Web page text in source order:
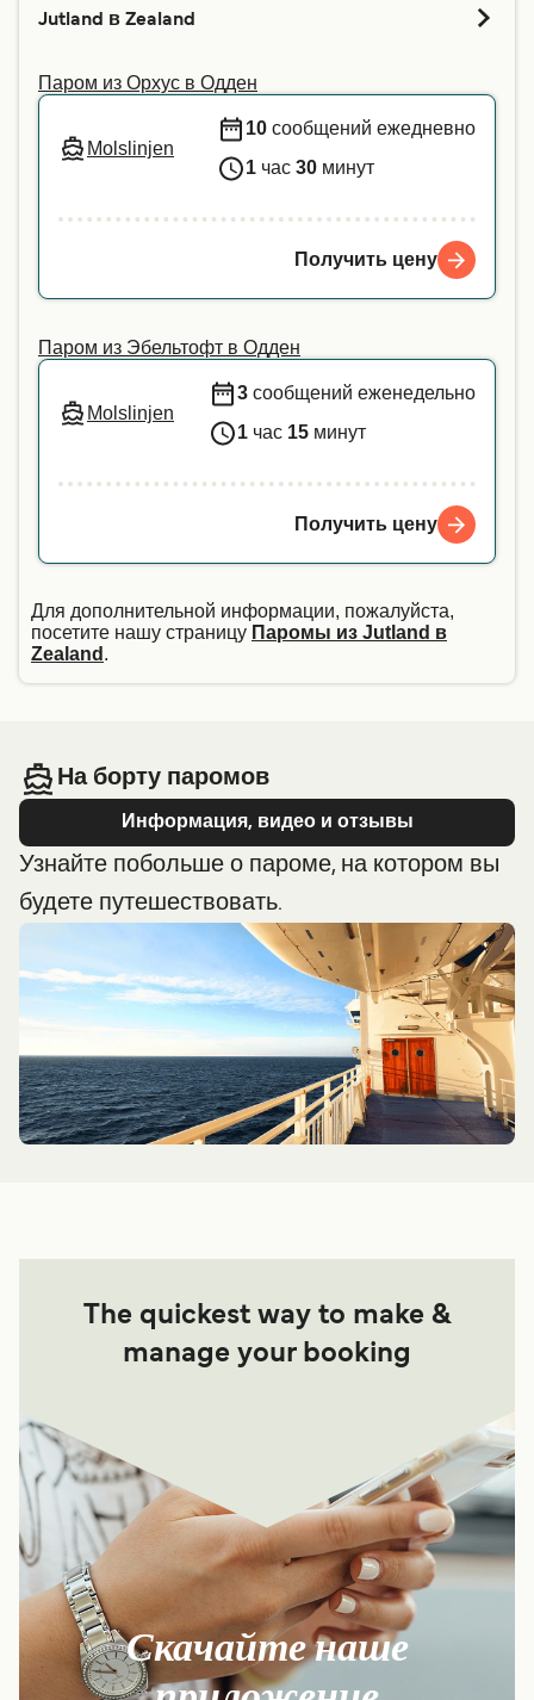
вами рейс. Для получения дополнительной
животным-помощником, мы рекомендуем
напрямую связаться с нашей службой
поддержки клиентов.
Jutland в Zealand
Паром из Орхус в Одден
Molslinjen
10 сообщений ежедневно
1 час 30 минут
Получить цену
Паром из Эбельтофт в Одден
Molslinjen
3 сообщений еженедельно
1 час 15 минут
Получить цену
Для дополнительной информации, пожалуйста,
посетите нашу страницу Паромы из Jutland в
Zealand .
На борту паромов
Информация, видео и отзывы
Узнайте побольше о пароме, на котором вы
будете путешествовать.
The quickest way to make &
manage your booking
Скачайте наше